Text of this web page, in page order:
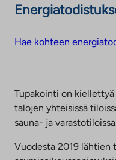
Hae kohteen
Tupakointi on kiellettyä
talojen yhteisissä
sauna- ja
Vuodesta 2019 lähtien